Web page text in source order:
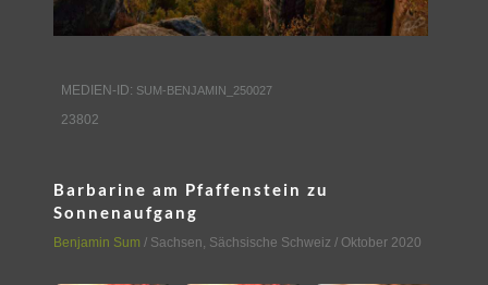
WIR DRUCKEN IHR BILD
MEDIEN-ID: SUM-BENJAMIN_250027
23802
Barbarine am Pfaffenstein zu
Sonnenaufgang
Benjamin Sum / Sachsen, Sächsische Schweiz / Oktober 2020